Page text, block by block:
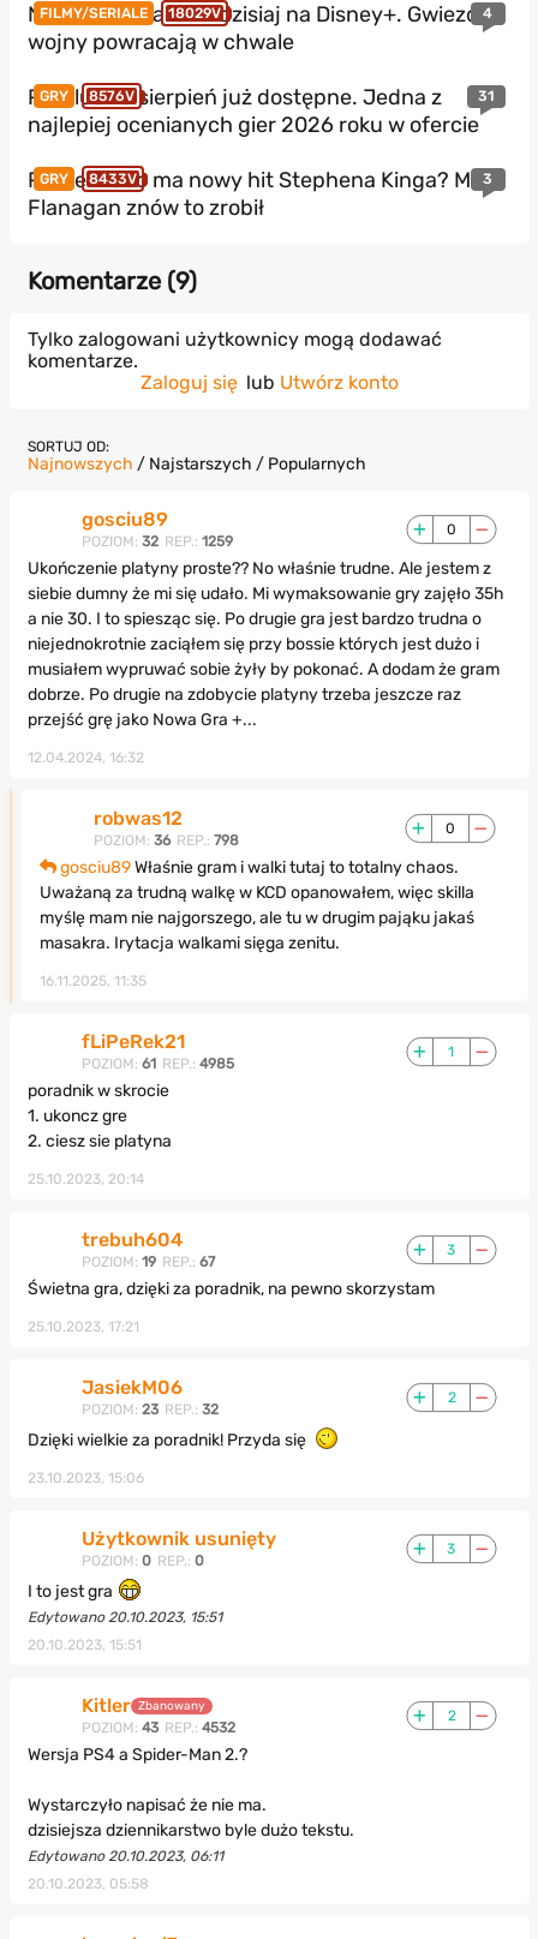
FILMY/SERIALE 18029V 4
Nowe Star Wars od dzisiaj na Disney+. Gwiezdne
wojny powracają w chwale
GRY 8576V 31
PS Plus na sierpień już dostępne. Jedna z
najlepiej ocenianych gier 2026 roku w ofercie
GRY 8433V 3
Prime Video ma nowy hit Stephena Kinga? Mike
Flanagan znów to zrobił
Komentarze (9)
Tylko zalogowani użytkownicy mogą dodawać
komentarze.
Zaloguj się lub Utwórz konto
SORTUJ OD:
Najnowszych / Najstarszych / Popularnych
gosciu89
POZIOM: 32 REP.: 1259
0
Ukończenie platyny proste?? No właśnie trudne. Ale jestem z
siebie dumny że mi się udało. Mi wymaksowanie gry zajęło 35h
a nie 30. I to spiesząc się. Po drugie gra jest bardzo trudna o
niejednokrotnie zaciąłem się przy bossie których jest dużo i
musiałem wypruwać sobie żyły by pokonać. A dodam że gram
dobrze. Po drugie na zdobycie platyny trzeba jeszcze raz
przejść grę jako Nowa Gra +...
12.04.2024, 16:32
robwas12
POZIOM: 36 REP.: 798
0
gosciu89Właśnie gram i walki tutaj to totalny chaos.
Uważaną za trudną walkę w KCD opanowałem, więc skilla
myślę mam nie najgorszego, ale tu w drugim pająku jakaś
masakra. Irytacja walkami sięga zenitu.
16.11.2025, 11:35
fLiPeRek21
POZIOM: 61 REP.: 4985
1
poradnik w skrocie
1. ukoncz gre
2. ciesz sie platyna
25.10.2023, 20:14
trebuh604
POZIOM: 19 REP.: 67
3
Świetna gra, dzięki za poradnik, na pewno skorzystam
25.10.2023, 17:21
JasiekM06
POZIOM: 23 REP.: 32
2
Dzięki wielkie za poradnik! Przyda się
23.10.2023, 15:06
Użytkownik usunięty
POZIOM: 0 REP.: 0
3
I to jest gra
Edytowano 20.10.2023, 15:51
20.10.2023, 15:51
Kitler Zbanowany
POZIOM: 43 REP.: 4532
2
Wersja PS4 a Spider-Man 2.?
Wystarczyło napisać że nie ma.
dzisiejsza dziennikarstwo byle dużo tekstu.
Edytowano 20.10.2023, 06:11
20.10.2023, 05:58